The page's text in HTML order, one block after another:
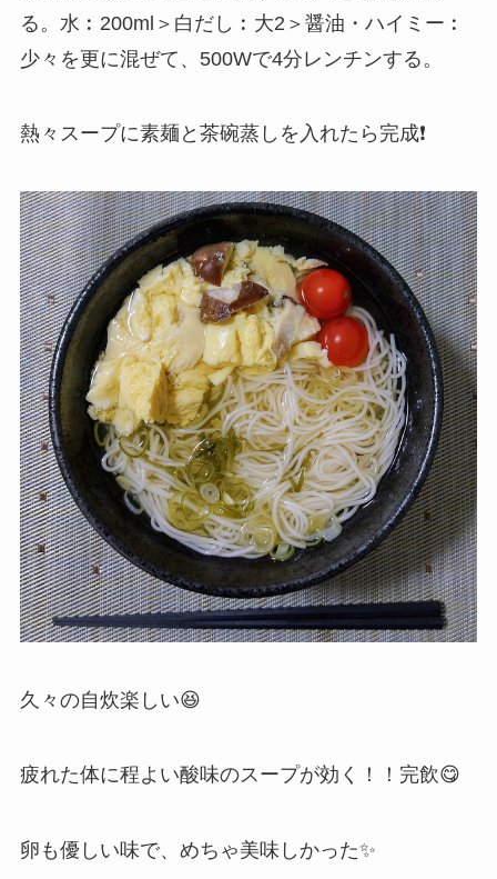
る。水︰200ml＞白だし︰大2＞醤油・ハイミー︰
少々を更に混ぜて、500Wで4分レンチンする。
熱々スープに素麺と茶碗蒸しを入れたら完成❗
久々の自炊楽しい😆
疲れた体に程よい酸味のスープが効く！！完飲😋
卵も優しい味で、めちゃ美味しかった✨